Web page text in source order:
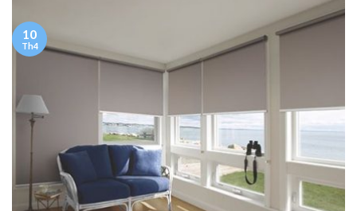
10
Th4